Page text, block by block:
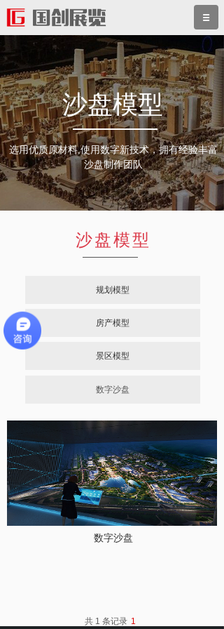
选用优质原材料,使用数字新技术，拥有经验丰富
沙盘制作团队
沙盘模型
沙盘模型
规划模型
房产模型
景区模型
数字沙盘
数字沙盘
共 1 条记录 1